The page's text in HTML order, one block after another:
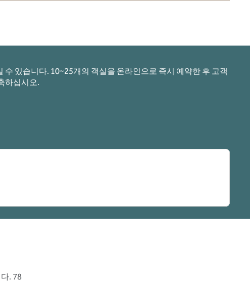
있습니다. 10~25개의 객실을 온라인으로 즉시 예약한 후 고객
하십시오.
. 78